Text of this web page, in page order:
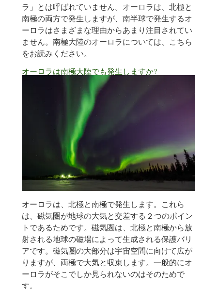
ラ」とは呼ばれていません。オーロラは、北極と
南極の両方で発生しますが、南半球で発生するオ
ーロラはさまざまな理由からあまり注目されてい
ません。南極大陸のオーロラについては、こちら
をお読みください。
オーロラは南極大陸でも発生しますか?
オーロラは、北極と南極で発生します。これら
は、磁気圏が地球の大気と交差する 2 つのポイン
トであるためです。磁気圏は、北極と南極から放
射される地球の磁場によって生成される保護バリ
アです。磁気圏の大部分は宇宙空間に向けて広が
りますが、両極で大気と収束します。一般的にオ
ーロラがそこでしか見られないのはそのためで
す。